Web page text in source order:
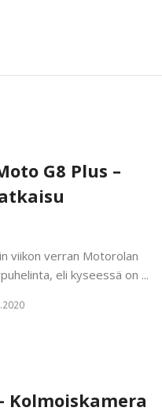
G8 Plus –
viikon verran Motorolan
eli kyseessä on ...
Kolmoiskamera